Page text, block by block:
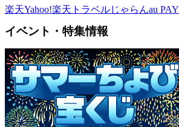
楽天Yahoo!楽天トラベルじゃらんau PAY
イベント・特集情報